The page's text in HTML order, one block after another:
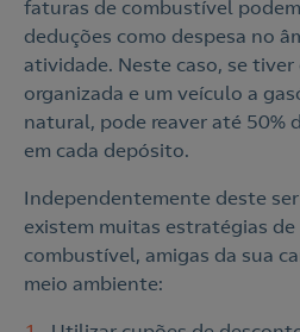
faturas de combustível
deduções como despesa no
atividade. Neste caso, se
organizada e um veículo a
natural, pode reaver até 50%
em cada depósito.
Independentemente deste
existem muitas estratégias de
combustível, amigas da sua
meio ambiente: